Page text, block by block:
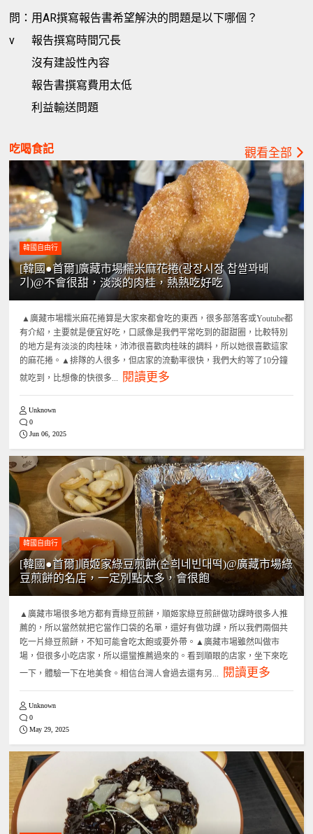
問：用AR撰寫報告書希望解決的問題是以下哪個？
v
報告撰寫時間冗長
沒有建設性內容
報告書撰寫費用太低
利益輸送問題
吃喝食記 觀看全部
韓國自由行
[韓國●首爾]廣藏市場糯米麻花捲(광장시장 찹쌀꽈배
기)@不會很甜，淡淡的肉桂，熱熱吃好吃
▲廣藏市場糯米麻花捲算是大家來都會吃的東西，很多部落客或Youtube都
有介紹，主要就是便宜好吃，口感像是我們平常吃到的甜甜圈，比較特別
的地方是有淡淡的肉桂味，沛沛很喜歡肉桂味的調料，所以她很喜歡這家
的麻花捲。▲排隊的人很多，但店家的流動率很快，我們大約等了10分鐘
就吃到，比想像的快很多...
閱讀更多
Unknown
0
Jun 06, 2025
韓國自由行
[韓國●首爾]順姬家綠豆煎餅(순희네빈대떡)@廣藏市場綠
豆煎餅的名店，一定別點太多，會很飽
▲廣藏市場很多地方都有賣綠豆煎餅，順姬家綠豆煎餅做功課時很多人推
薦的，所以當然就把它當作口袋的名單，還好有做功課，所以我們兩個共
吃一片綠豆煎餅，不知可能會吃太飽或要外帶。▲廣藏市場雖然叫做市
場，但很多小吃店家，所以還蠻推薦過來的。看到順眼的店家，坐下來吃
一下，體驗一下在地美食。相信台灣人會過去還有另...
閱讀更多
Unknown
0
May 29, 2025